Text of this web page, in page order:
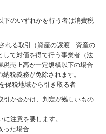
下のいずれかを行う者は消費税
れる取引（資産の譲渡、資産の
して対価を得て行う事業者（法
税売上高が一定規模以下の場合
税義務が免除されます。
保税地域から引き取る者
引か否かは、判定が難しいもの
注意を要します。
った場合